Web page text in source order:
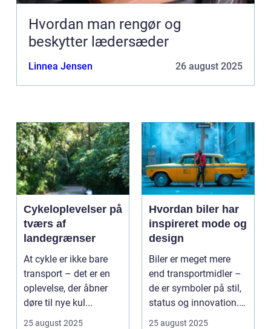
Hvordan man rengør og
beskytter lædersæder
Linnea Jensen 26 august 2025
Cykeloplevelser på
tværs af
landegrænser
At cykle er ikke bare
transport – det er en
oplevelse, der åbner
døre til nye kul...
25 august 2025
Hvordan biler har
inspireret mode og
design
Biler er meget mere
end transportmidler –
de er symboler på stil,
status og innovation.
...
25 august 2025